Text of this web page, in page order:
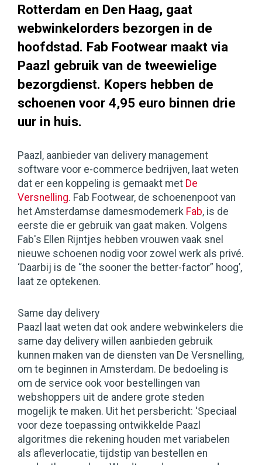
Rotterdam en Den Haag, gaat
webwinkelorders bezorgen in de
hoofdstad. Fab Footwear maakt via
Paazl gebruik van de tweewielige
bezorgdienst. Kopers hebben de
schoenen voor 4,95 euro binnen drie
uur in huis.
Paazl, aanbieder van delivery management
software voor e-commerce bedrijven, laat weten
dat er een koppeling is gemaakt met De
Versnelling. Fab Footwear, de schoenenpoot van
het Amsterdamse damesmodemerk Fab, is de
eerste die er gebruik van gaat maken. Volgens
Fab's Ellen Rijntjes hebben vrouwen vaak snel
nieuwe schoenen nodig voor zowel werk als privé.
‘Daarbij is de “the sooner the better-factor” hoog’,
laat ze optekenen.
Same day delivery
Paazl laat weten dat ook andere webwinkelers die
same day delivery willen aanbieden gebruik
kunnen maken van de diensten van De Versnelling,
om te beginnen in Amsterdam. De bedoeling is
om de service ook voor bestellingen van
webshoppers uit de andere grote steden
mogelijk te maken. Uit het persbericht: 'Speciaal
voor deze toepassing ontwikkelde Paazl
algoritmes die rekening houden met variabelen
als afleverlocatie, tijdstip van bestellen en